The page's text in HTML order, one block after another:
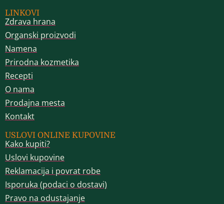
LINKOVI
Zdrava hrana
Organski proizvodi
Namena
Prirodna kozmetika
Recepti
O nama
Prodajna mesta
Kontakt
USLOVI ONLINE KUPOVINE
Kako kupiti?
Uslovi kupovine
Reklamacija i povrat robe
Isporuka (podaci o dostavi)
Pravo na odustajanje